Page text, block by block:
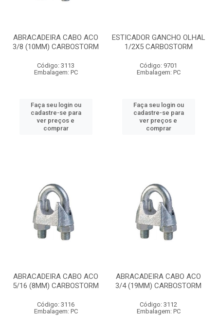
ABRACADEIRA CABO ACO
3/8 (10MM) CARBOSTORM
Código: 3113
Embalagem: PC
Faça seu login ou
cadastre-se para
ver preços e
comprar
ESTICADOR GANCHO OLHAL
1/2X5 CARBOSTORM
Código: 9701
Embalagem: PC
Faça seu login ou
cadastre-se para
ver preços e
comprar
ABRACADEIRA CABO ACO
5/16 (8MM) CARBOSTORM
Código: 3116
Embalagem: PC
ABRACADEIRA CABO ACO
3/4 (19MM) CARBOSTORM
Código: 3112
Embalagem: PC